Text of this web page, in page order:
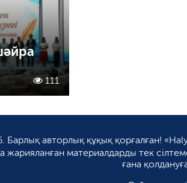
111
Барлық авторлық құқық қорғалған!
жарияланған материалдарды тек
ғана